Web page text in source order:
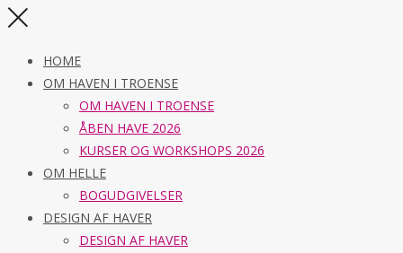
HOME
OM HAVEN I TROENSE
OM HAVEN I TROENSE
ÅBEN HAVE 2026
KURSER OG WORKSHOPS 2026
OM HELLE
BOGUDGIVELSER
DESIGN AF HAVER
DESIGN AF HAVER